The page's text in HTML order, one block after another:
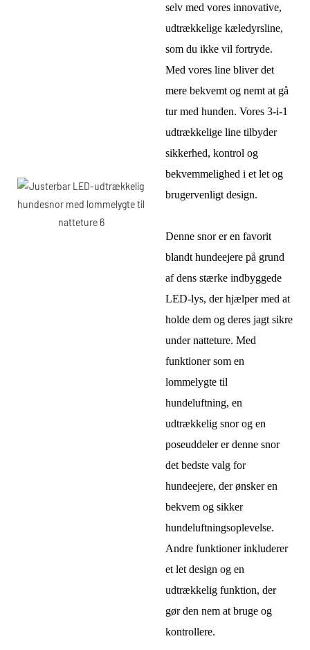
selv med vores innovative,
udtrækkelige kæledyrsline,
som du ikke vil fortryde.
Med vores line bliver det
mere bekvemt og nemt at gå
tur med hunden. Vores 3-i-1
udtrækkelige line tilbyder
sikkerhed, kontrol og
bekvemmelighed i et let og
brugervenligt design.
Denne snor er en favorit
blandt hundeejere på grund
af dens stærke indbyggede
LED-lys, der hjælper med at
holde dem og deres jagt sikre
under natteture. Med
funktioner som en
lommelygte til
hundeluftning, en
udtrækkelig snor og en
poseuddeler er denne snor
det bedste valg for
hundeejere, der ønsker en
bekvem og sikker
hundeluftningsoplevelse.
Andre funktioner inkluderer
et let design og en
udtrækkelig funktion, der
gør den nem at bruge og
kontrollere.